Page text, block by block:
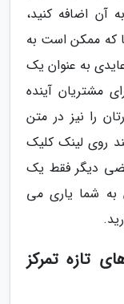
آن اضافه کنید،
که ممکن است به
به عنوان یک
مشتریان آینده
را نیز در متن
روی لینک کلیک
دیگر فقط یک
به شما یاری می
تازه تمرکز